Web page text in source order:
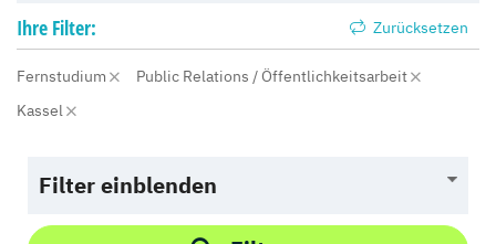
Ihre Filter: Zurücksetzen
Fernstudium
Public Relations / Öffentlichkeitsarbeit
Kassel
Filter einblenden